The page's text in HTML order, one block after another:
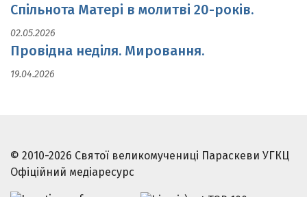
Спільнота Матері в молитві 20-років.
02.05.2026
Провідна неділя. Мировання.
19.04.2026
© 2010-2026 Святої великомучениці Параскеви УГКЦ
Офіційний медіаресурс